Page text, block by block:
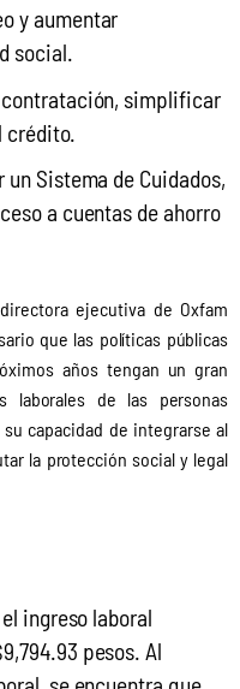
y aumentar
social.
simplificar
Sistema de Cuidados,
a cuentas de ahorro
ejecutiva de Oxfam
que las políticas públicas
años tengan un gran
laborales de las personas
capacidad de integrarse al
la protección social y legal
ingreso laboral
pesos. Al